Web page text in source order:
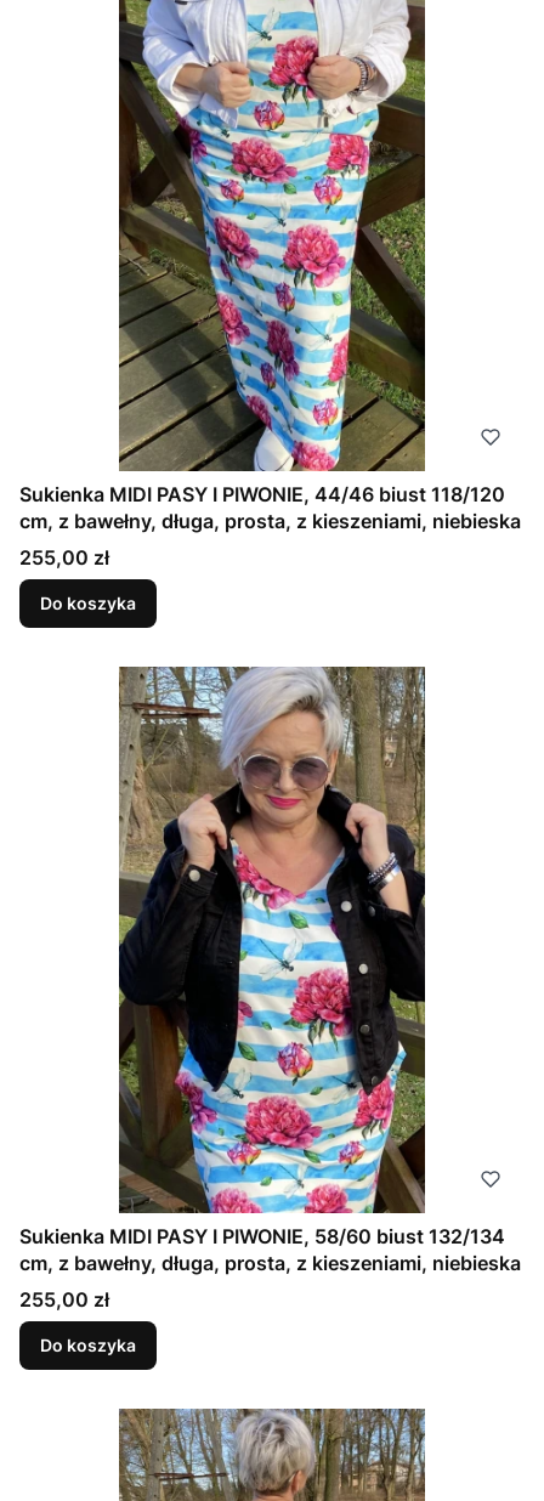
Sukienka MIDI PASY I PIWONIE, 44/46 biust 118/120
cm, z bawełny, długa, prosta, z kieszeniami, niebieska
Cena
255,00 zł
Do koszyka
Sukienka MIDI PASY I PIWONIE, 58/60 biust 132/134
cm, z bawełny, długa, prosta, z kieszeniami, niebieska
Cena
255,00 zł
Do koszyka